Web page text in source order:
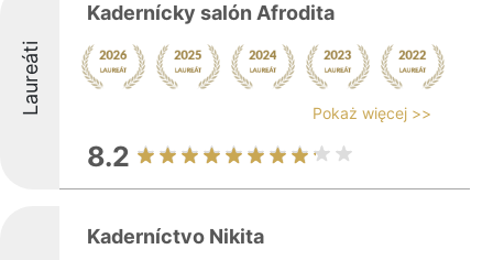
Laureáti
Kadernícky salón Afrodita
Pokaż więcej >>
8.2
Kaderníctvo Nikita